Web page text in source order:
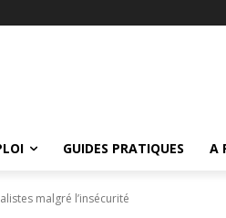
GUIDES PRATIQUES A
malgré l’insécurité